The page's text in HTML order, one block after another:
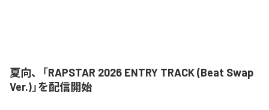
夏向、「RAPSTAR 2026 ENTRY TRACK (Beat Swap
Ver.)」を配信開始